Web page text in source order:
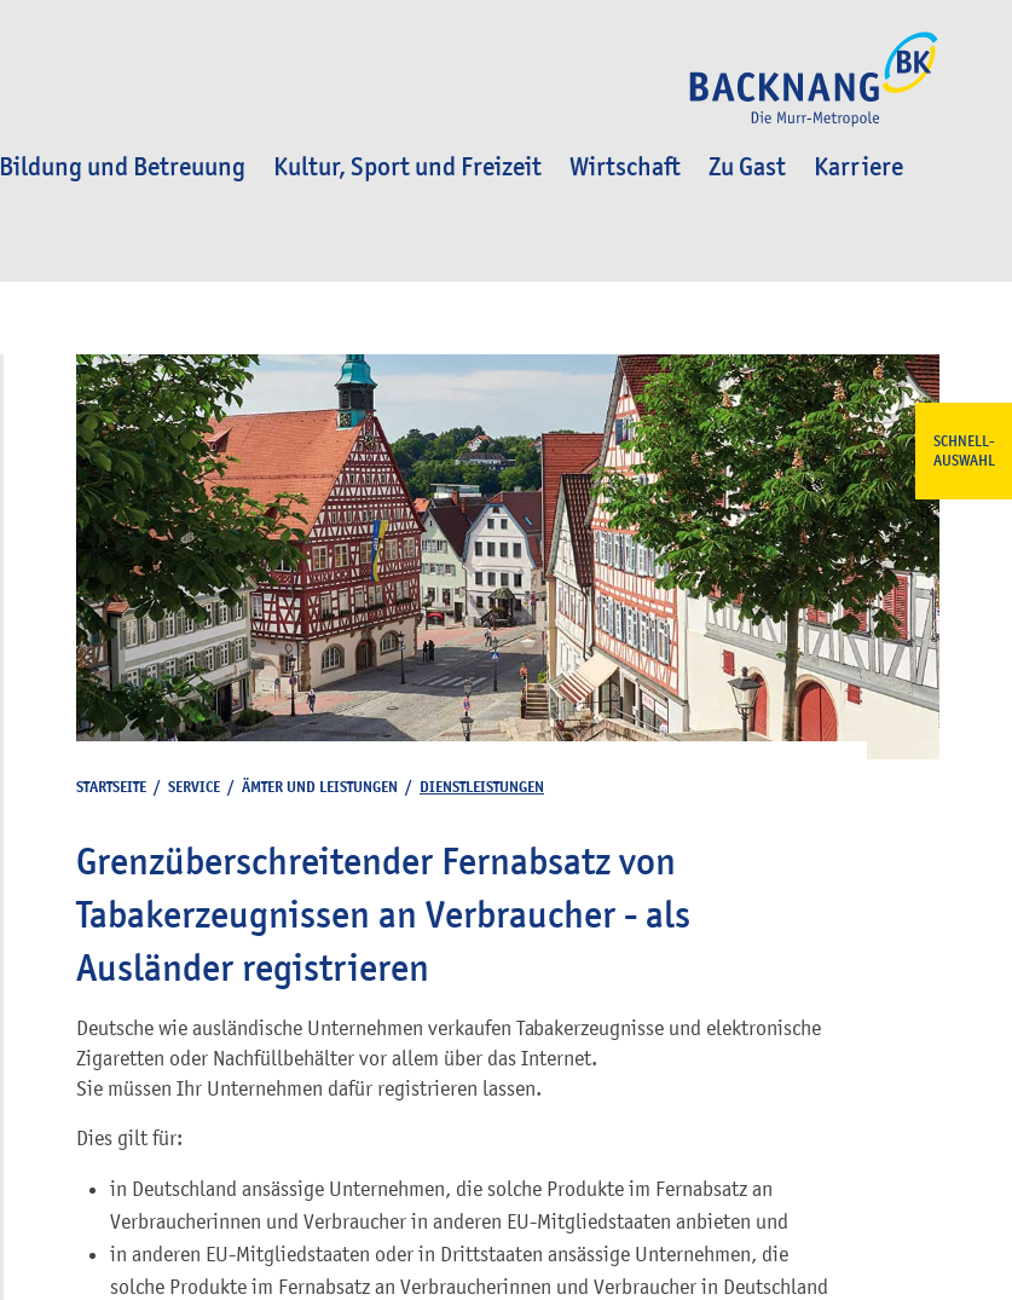
Bildung und Betreuung Kultur, Sport und Freizeit Wirtschaft Zu Gast
Karriere
SCHNELL-
AUSWAHL
STARTSEITE / SERVICE / ÄMTER UND LEISTUNGEN / DIENSTLEISTUNGEN
Grenzüberschreitender Fernabsatz von
Tabakerzeugnissen an Verbraucher - als
Ausländer registrieren
Deutsche wie ausländische Unternehmen verkaufen Tabakerzeugnisse und elektronische
Zigaretten oder Nachfüllbehälter vor allem über das Internet.
Sie müssen Ihr Unternehmen dafür registrieren lassen.
Dies gilt für:
in Deutschland ansässige Unternehmen, die solche Produkte im Fernabsatz an
Verbraucherinnen und Verbraucher in anderen EU-Mitgliedstaaten anbieten und
in anderen EU-Mitgliedstaaten oder in Drittstaaten ansässige Unternehmen, die
solche Produkte im Fernabsatz an Verbraucherinnen und Verbraucher in Deutschland